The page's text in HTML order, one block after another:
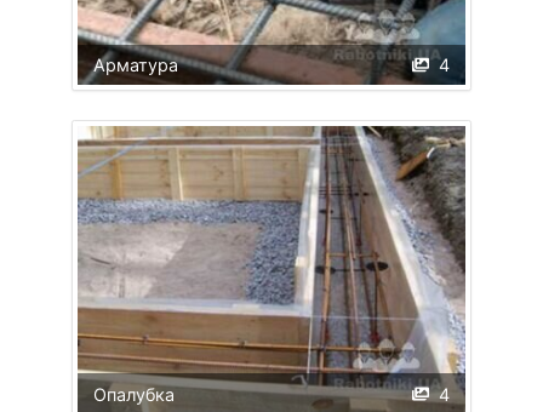
4
Арматура
4
Опалубка